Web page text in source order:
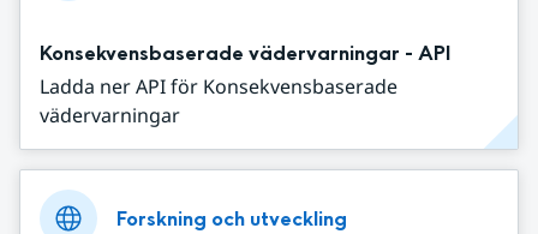
Konsekvensbaserade vädervarningar - API
Ladda ner API för Konsekvensbaserade
vädervarningar
Forskning och utveckling